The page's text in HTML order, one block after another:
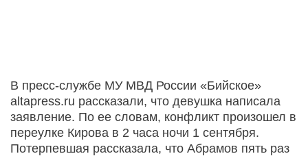
В пресс-службе МУ МВД России «Бийское»
altapress.ru рассказали, что девушка написала
заявление. По ее словам, конфликт произошел в
переулке Кирова в 2 часа ночи 1 сентября.
Потерпевшая рассказала, что Абрамов пять раз